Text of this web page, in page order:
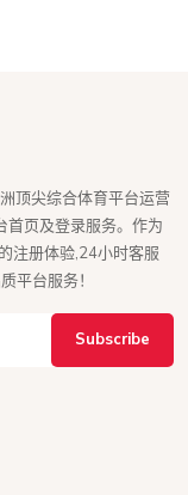
顶尖综合体育平台运营
首页及登录服务。作为
注册体验,24小时客服
平台服务！
Subscribe